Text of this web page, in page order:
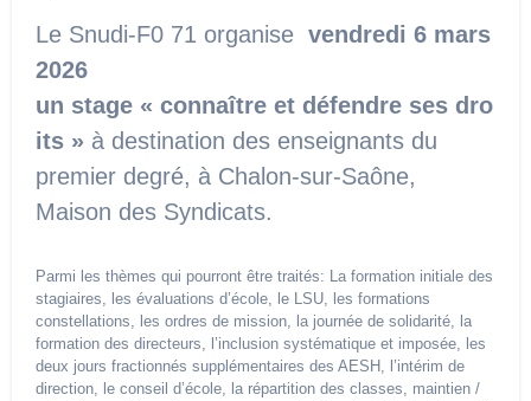
Le Snudi-F0 71 organise vendredi 6 mars
2026
un stage « connaître et défendre ses dro
its » à destination des enseignants du
premier degré, à Chalon-sur-Saône,
Maison des Syndicats.
Parmi les thèmes qui pourront être traités: La formation initiale des
stagiaires, les évaluations d’école, le LSU, les formations
constellations, les ordres de mission, la journée de solidarité, la
formation des directeurs, l’inclusion systématique et imposée, les
deux jours fractionnés supplémentaires des AESH, l’intérim de
direction, le conseil d’école, la répartition des classes, maintien /